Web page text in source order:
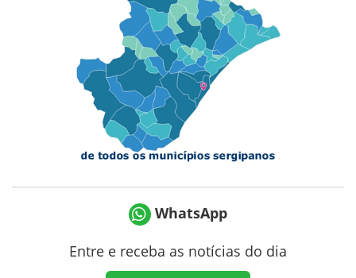
WhatsApp
Entre e receba as notícias do dia